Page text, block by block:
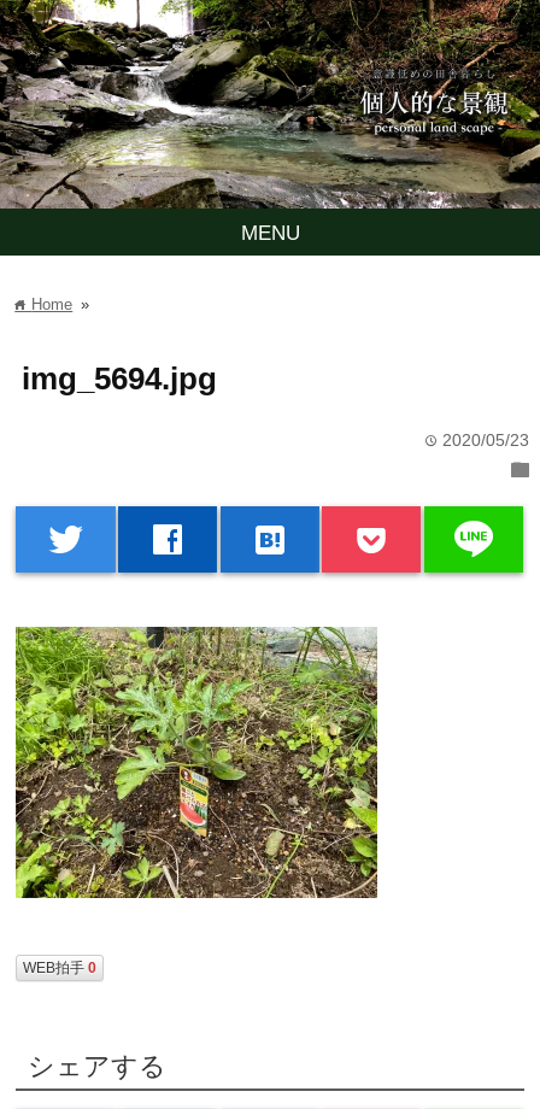
MENU
home Home »
img_5694.jpg
time 2020/05/23
folder
twitter facebook hatenabookmark line
WEB拍手0
シェアする